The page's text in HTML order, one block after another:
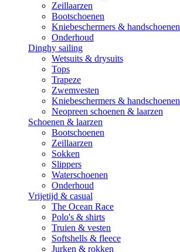
Zeillaarzen
Bootschoenen
Kniebeschermers & handschoenen
Onderhoud
Dinghy sailing
Wetsuits & drysuits
Tops
Trapeze
Zwemvesten
Kniebeschermers & handschoenen
Neopreen schoenen & laarzen
Schoenen & laarzen
Bootschoenen
Zeillaarzen
Sokken
Slippers
Waterschoenen
Onderhoud
Vrijetijd & casual
The Ocean Race
Polo's & shirts
Truien & vesten
Softshells & fleece
Jurken & rokken